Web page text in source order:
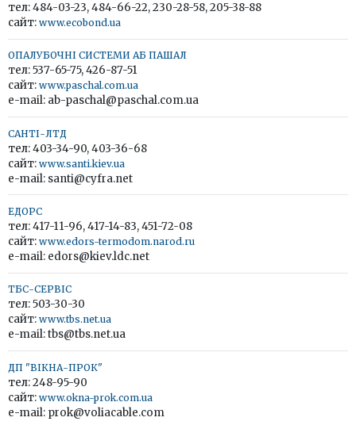
тел: 484-03-23, 484-66-22, 230-28-58, 205-38-88
сайт: www.ecobond.ua
ОПАЛУБОЧНІ СИСТЕМИ АБ ПАШАЛ
тел: 537-65-75, 426-87-51
сайт: www.paschal.com.ua
e-mail: ab-paschal@paschal.com.ua
САНТІ-ЛТД
тел: 403-34-90, 403-36-68
сайт: www.santi.kiev.ua
e-mail: santi@cyfra.net
ЕДОРС
тел: 417-11-96, 417-14-83, 451-72-08
сайт: www.edors-termodom.narod.ru
e-mail: edors@kiev.ldc.net
ТБС-СЕРВІС
тел: 503-30-30
сайт: www.tbs.net.ua
e-mail: tbs@tbs.net.ua
ДП "ВІКНА-ПРОК"
тел: 248-95-90
сайт: www.okna-prok.com.ua
e-mail: prok@voliacable.com